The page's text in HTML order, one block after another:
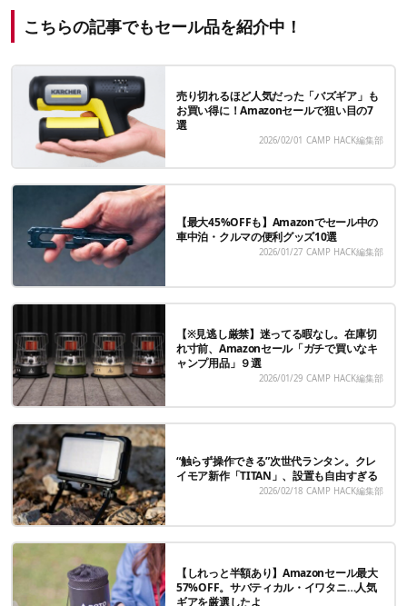
こちらの記事でもセール品を紹介中！
売り切れるほど人気だった「バズギア」も
お買い得に！Amazonセールで狙い目の7
選
2026/02/01 CAMP HACK編集部
【最大45%OFFも】Amazonでセール中の
車中泊・クルマの便利グッズ10選
2026/01/27 CAMP HACK編集部
【※見逃し厳禁】迷ってる暇なし。在庫切
れ寸前、Amazonセール「ガチで買いなキ
ャンプ用品」９選
2026/01/29 CAMP HACK編集部
“触らず操作できる”次世代ランタン。クレ
イモア新作「TITAN」、設置も自由すぎる
2026/02/18 CAMP HACK編集部
【しれっと半額あり】Amazonセール最大
57%OFF。サバティカル・イワタニ…人気
ギアを厳選したよ